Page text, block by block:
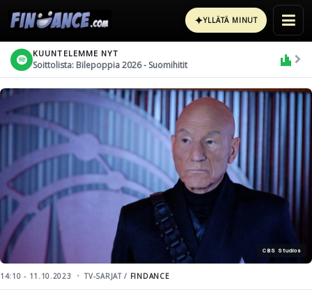
✦YLLÄTÄ MINUT
KUUNTELEMME NYT
Soittolista: Bilepoppia 2026 - Suomihitit
CBS Studios
14:10 - 11.10.2023 TV-SARJAT / FINDANCE